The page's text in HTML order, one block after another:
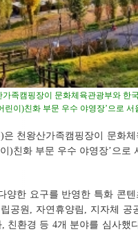
족캠핑장이 문화체육관광부와 한
린이)친화 부문 우수 야영장’으로
천왕산가족캠핑장이 문화
)친화 부문 우수 야영장’으
양한 요구를 반영한 특화 콘
공원, 자연휴양림, 지자체
친환경 등 4개 분야를 심사했